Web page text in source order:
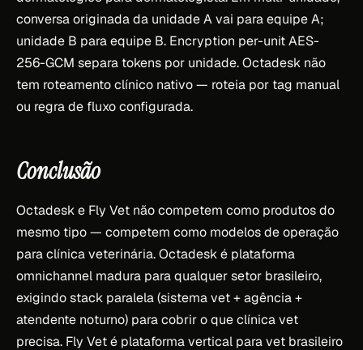
conversa originada da unidade A vai para equipe A;
unidade B para equipe B. Encryption per-unit AES-
256-GCM separa tokens por unidade. Octadesk não
tem roteamento clínico nativo — roteia por tag manual
ou regra de fluxo configurada.
Conclusão
Octadesk e Fly Vet não competem como produtos do
mesmo tipo — competem como modelos de operação
para clínica veterinária. Octadesk é plataforma
omnichannel madura para qualquer setor brasileiro,
exigindo stack paralela (sistema vet + agência +
atendente noturno) para cobrir o que clínica vet
precisa. Fly Vet é plataforma vertical para vet brasileiro